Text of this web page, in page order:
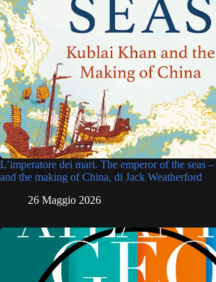
L’imperatore dei mari. The emperor of the seas
and the making of China, di Jack Weatherford
26 Maggio 2026